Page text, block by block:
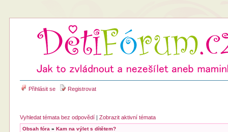
Přihlásit se Registrovat
Vyhledat témata bez odpovědí |Zobrazit aktivní témata
Obsah fóra »Kam na výlet s dítětem?